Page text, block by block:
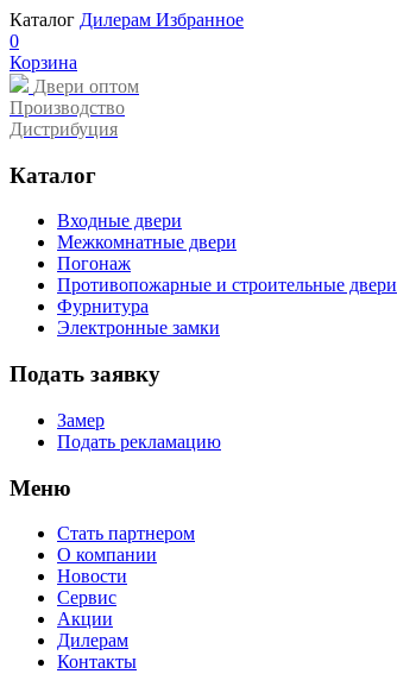
Каталог Дилерам Избранное
0
Корзина
Двери оптом
Производство
Дистрибуция
Каталог
Входные двери
Межкомнатные двери
Погонаж
Противопожарные и строительные двери
Фурнитура
Электронные замки
Подать заявку
Замер
Подать рекламацию
Меню
Стать партнером
О компании
Новости
Сервис
Акции
Дилерам
Контакты